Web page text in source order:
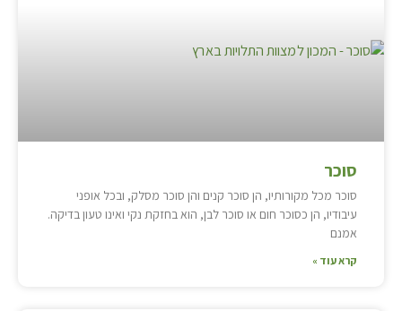
סוכר
סוכר מכל מקורותיו, הן סוכר קנים והן סוכר מסלק, ובכל אופני
עיבודיו, הן כסוכר חום או סוכר לבן, הוא בחזקת נקי ואינו טעון בדיקה.
אמנם
קרא עוד »